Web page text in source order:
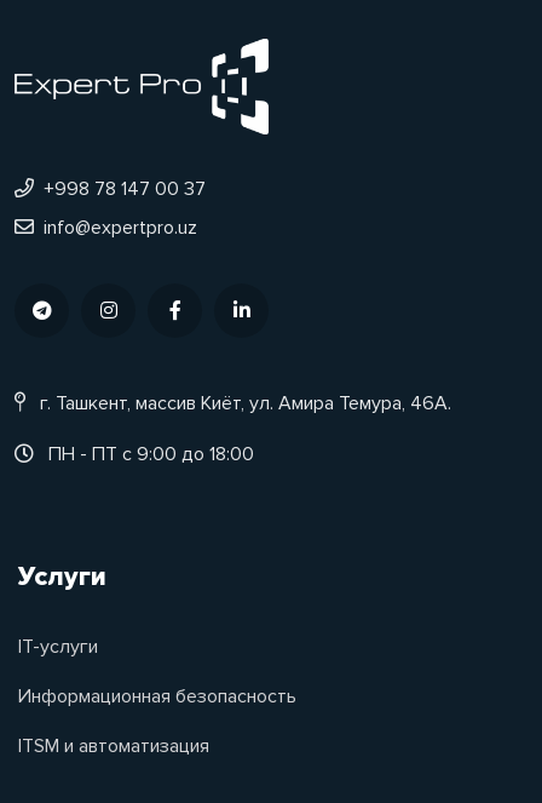
+998 78 147 00 37
info@expertpro.uz
г. Ташкент, массив Киёт, ул. Амира Темура, 46А.
ПН - ПТ с 9:00 до 18:00
Услуги
IT-услуги
Информационная безопасность
ITSM и автоматизация